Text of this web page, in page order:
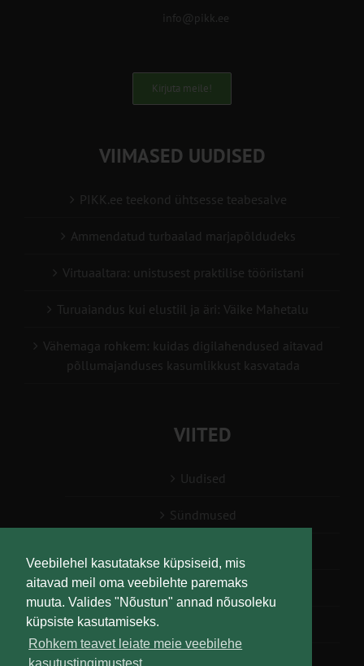
Veebilehel kasutatakse küpsiseid, mis
aitavad meil oma veebilehte paremaks
muuta. Valides "Nõustun" annad nõusoleku
küpsiste kasutamiseks.
Rohkem teavet leiate meie veebilehe
info@pikk.ee
Kirjuta meile!
VIIMASED UUDISED
PIKK.ee teekond ühtsesse teabesalve
Ammendatud turbaalad marjapõldudeks
Virtuaaltara: unistusest praktilise tööriistani
Turuaiandus kui elustiil ja äri: Väike Mahetalu
Vähemaga rohkem: kuidas digilahendused aitavad
põllumajanduses kasumlikkust kasvatada
VIITED
Uudised
Sündmused
Teabesalv
Liitu uudiskirjaga